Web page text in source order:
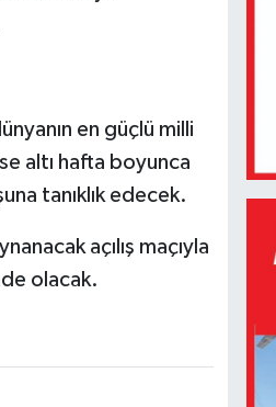
en güçlü milli
altı hafta boyunca
tanıklık edecek.
açılış maçıyla
olacak.